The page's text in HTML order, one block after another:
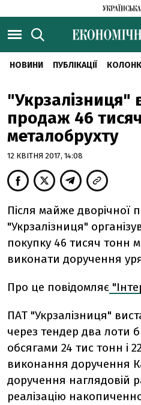
НОВИНИ ПУБЛІКАЦІЇ
"Укрзалізниця"
продаж 46
металобрухту
12 КВІТНЯ 2017, 14:08
Після майже дворічної
"Укрзалізниця"
покупку 46 тисяч тонн
виконати доручення
Про це повідомляє
ПАТ "Укрзалізниця"
через тендер два лоти
обсягами 24 тис тонн і
виконання доручення
доручення наглядовій
реалізацію